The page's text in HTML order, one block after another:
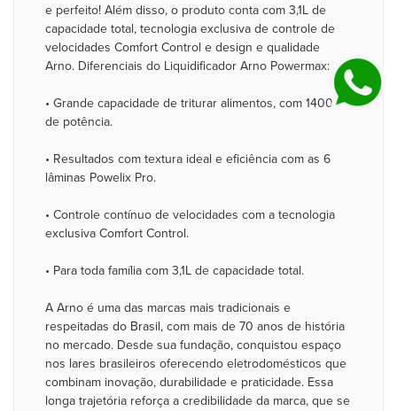
e perfeito! Além disso, o produto conta com 3,1L de
capacidade total, tecnologia exclusiva de controle de
velocidades Comfort Control e design e qualidade
Arno. Diferenciais do Liquidificador Arno Powermax:
• Grande capacidade de triturar alimentos, com 1400W
de potência.
• Resultados com textura ideal e eficiência com as 6
lâminas Powelix Pro.
• Controle contínuo de velocidades com a tecnologia
exclusiva Comfort Control.
• Para toda família com 3,1L de capacidade total.
A Arno é uma das marcas mais tradicionais e
respeitadas do Brasil, com mais de 70 anos de história
no mercado. Desde sua fundação, conquistou espaço
nos lares brasileiros oferecendo eletrodomésticos que
combinam inovação, durabilidade e praticidade. Essa
longa trajetória reforça a credibilidade da marca, que se